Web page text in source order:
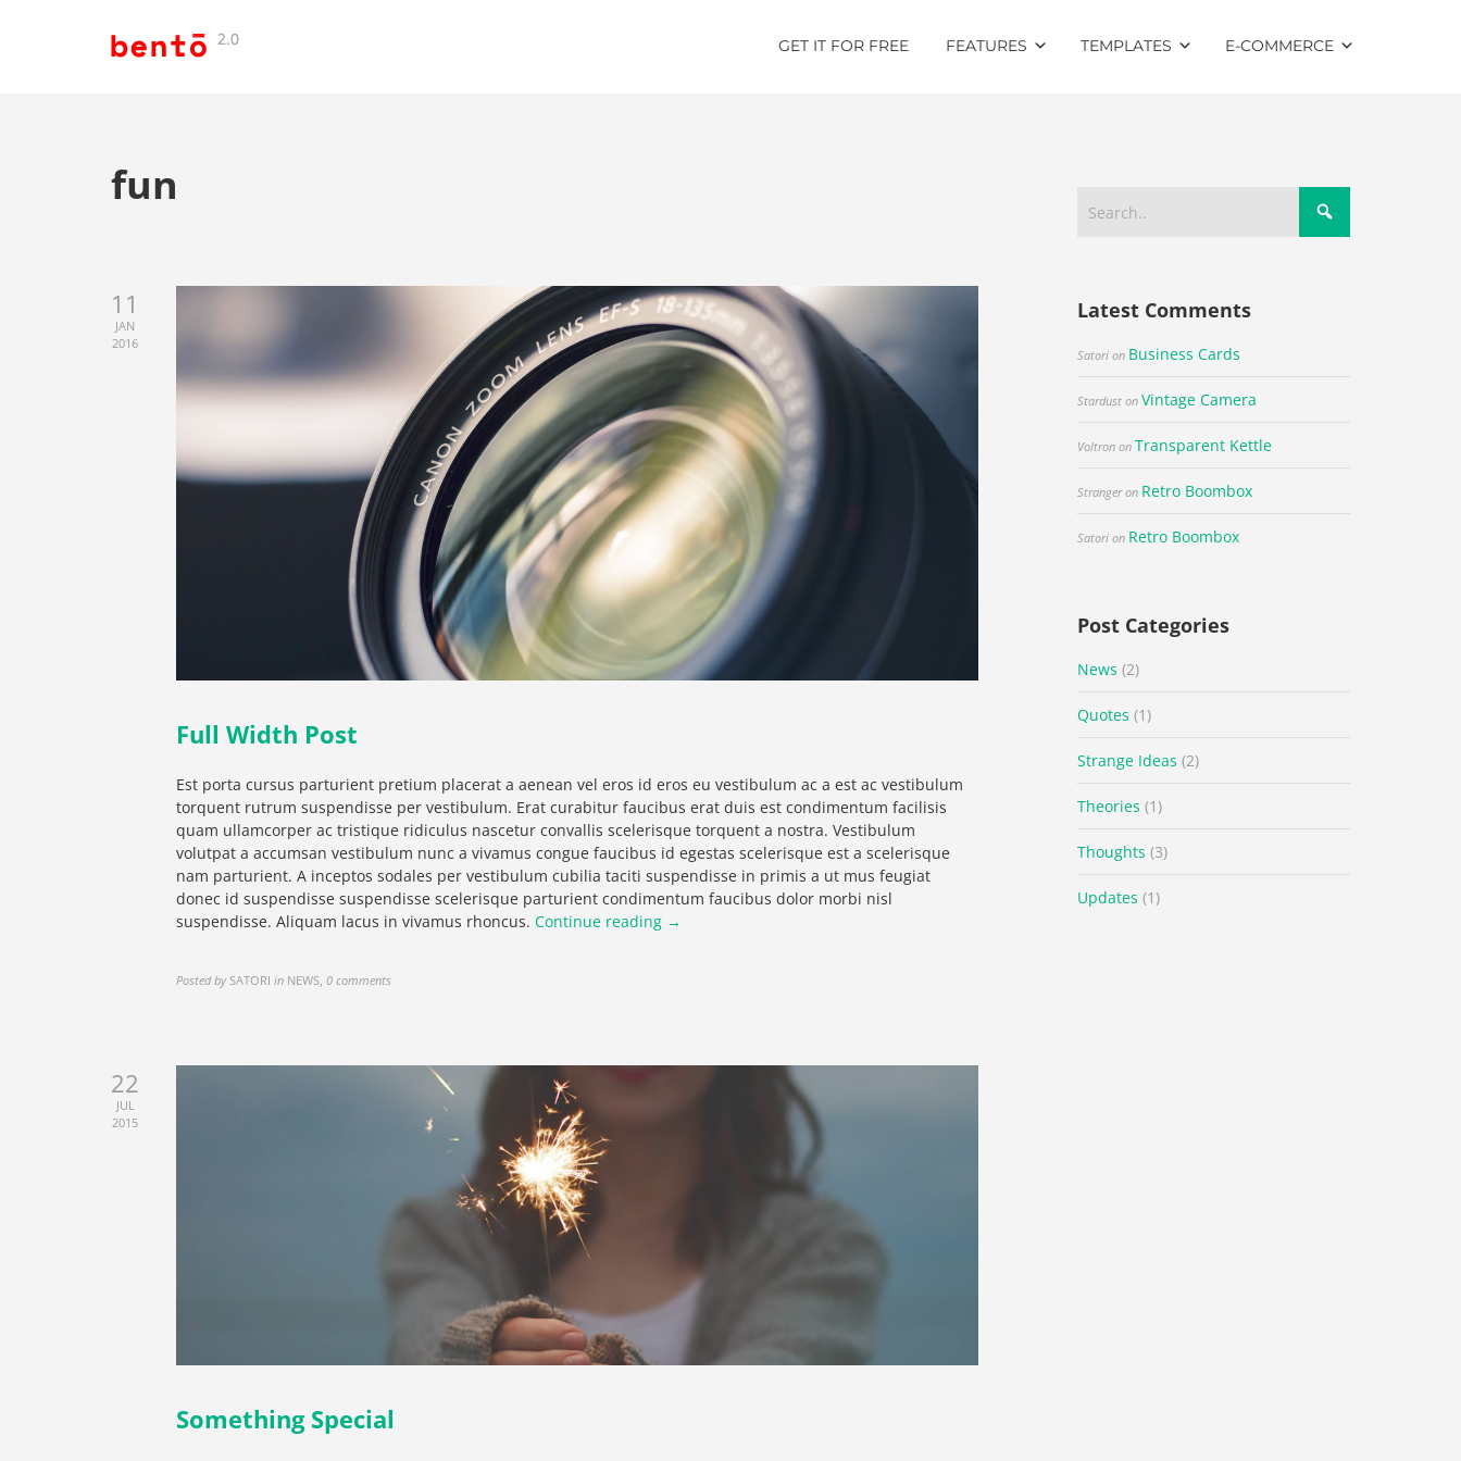
GET IT FOR FREE FEATURES TEMPLATES E-COMMERCE
fun
11
JAN
2016
Full Width Post
Est porta cursus parturient pretium placerat a aenean vel eros id eros eu vestibulum ac a est ac vestibulum
torquent rutrum suspendisse per vestibulum. Erat curabitur faucibus erat duis est condimentum facilisis
quam ullamcorper ac tristique ridiculus nascetur convallis scelerisque torquent a nostra. Vestibulum
volutpat a accumsan vestibulum nunc a vivamus congue faucibus id egestas scelerisque est a scelerisque
nam parturient. A inceptos sodales per vestibulum cubilia taciti suspendisse in primis a ut mus feugiat
donec id suspendisse suspendisse scelerisque parturient condimentum faucibus dolor morbi nisl
suspendisse. Aliquam lacus in vivamus rhoncus. Continue reading →
Posted by SATORI in NEWS, 0 comments
22
JUL
2015
Something Special
Latest Comments
Satori on Business Cards
Stardust onVintage Camera
Voltron onTransparent Kettle
Strangeron Retro Boombox
Satori on Retro Boombox
Post Categories
News (2)
Quotes (1)
Strange Ideas (2)
Theories (1)
Thoughts (3)
Updates (1)